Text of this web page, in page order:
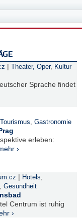
| Theater, Oper, Kultur
Sprache findet
Tourismus, Gastronomie
erleben:
›
| Hotels,
, Gesundheit
Centrum ist ruhig
›